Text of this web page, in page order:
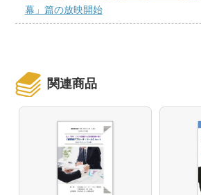
幕」篇の放映開始
関連商品